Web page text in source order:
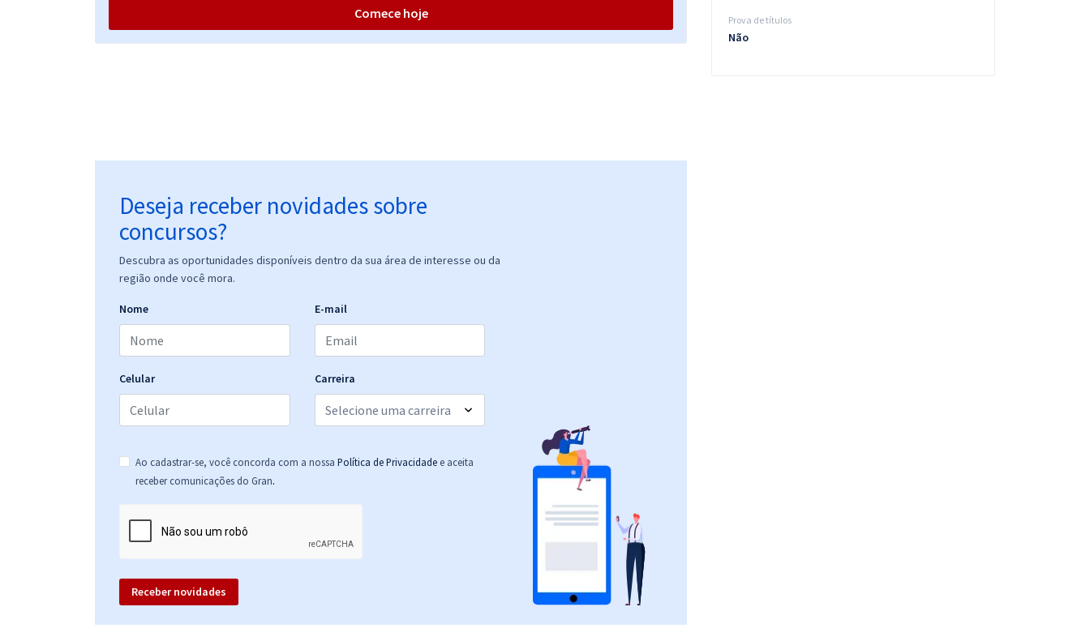
Comece hoje
Deseja receber novidades sobre
concursos?
Descubra as oportunidades disponíveis dentro da sua área de interesse ou da
região onde você mora.
Nome E-mail
Celular Carreira
Ao cadastrar-se, você concorda com a nossa Política de Privacidade e aceita
receber comunicações do Gran.
Receber novidades
Prova de títulos
Não